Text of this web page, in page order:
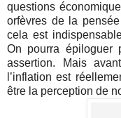
questions
orfèvres de la
cela est
On pourra épiloguer
assertion. Mais
l’inflation est
être la perception de